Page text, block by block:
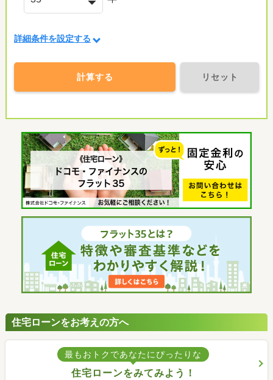
詳細条件を設定する
計算する リセット
住宅ローンをお考えの方へ
最もおトクであなたにぴったりな
住宅ローンをみてみよう！